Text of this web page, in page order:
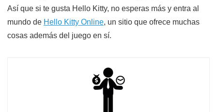
Así que si te gusta Hello Kitty, no esperas más y entra al
mundo de Hello Kitty Online, un sitio que ofrece muchas
cosas además del juego en sí.